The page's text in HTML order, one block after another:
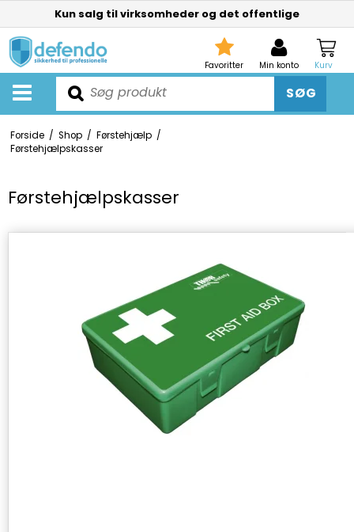
Kun salg til virksomheder og det offentlige
Favoritter Min konto Kurv
SØG
Forside / Shop / Førstehjælp /
Førstehjælpskasser
Førstehjælpskasser